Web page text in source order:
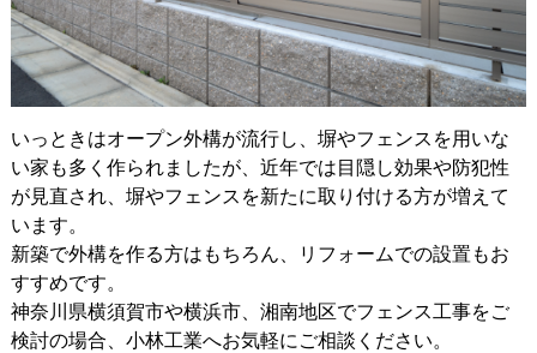
いっときはオープン外構が流行し、塀やフェンスを用いな
い家も多く作られましたが、近年では目隠し効果や防犯性
が見直され、塀やフェンスを新たに取り付ける方が増えて
います。
新築で外構を作る方はもちろん、リフォームでの設置もお
すすめです。
神奈川県横須賀市や横浜市、湘南地区でフェンス工事をご
検討の場合、小林工業へお気軽にご相談ください。